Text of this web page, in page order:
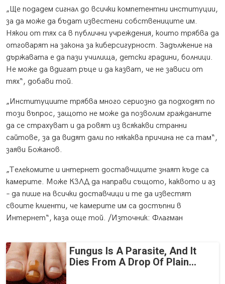
„Ще подадем сигнал до всички компетентни институции,
за да може да бъдат известени собствениците им.
Някои от тях са в публични учреждения, които трябва да
отговарят на закона за киберсигурност. Задължение на
държавата е да пази училища, детски градини, болници.
Не може да вдигат ръце и да казват, че не зависи от
тях“, добави той.
„Институциите трябва много сериозно да подходят по
този въпрос, защото не може да позволим гражданите
да се страхуват и да ровят из всякакви странни
сайтове, за да видят дали по някаква причина не са там“,
заяви Божанов.
„Телекомите и интернет доставчиците знаят къде са
камерите. Може КЗЛД да направи същото, каквото и аз
– да пише на всички доставчици и те да известят
своите клиенти, че камерите им са достъпни в
Интернет“, каза още той. /Източник: Флагман
Fungus Is A Parasite, And It
Dies From A Drop Of Plain...